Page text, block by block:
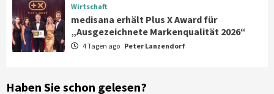
5
„Ausgezeichnete Markenqualität 2026“
6
Smart Living Top Story
Wirtschaft
medisana erhält Plus X Award für
„Ausgezeichnete Markenqualität 2026“
4 Tagen ago Peter Lanzendorf
Haben Sie schon gelesen?